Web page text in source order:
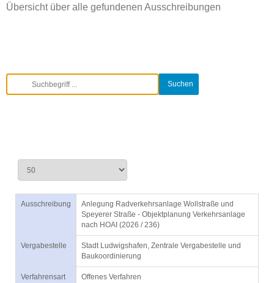
Übersicht über alle gefundenen Ausschreibungen
Ausschreibung
Anlegung Radverkehrsanlage Wollstraße und
Speyerer Straße - Objektplanung Verkehrsanlage
nach HOAI (2026 / 236)
Vergabestelle
Stadt Ludwigshafen, Zentrale Vergabestelle und
Baukoordinierung
Verfahrensart Offenes Verfahren